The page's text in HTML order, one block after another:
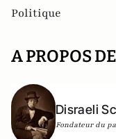
Politique
A PROPOS
Disraeli
Fondateur du